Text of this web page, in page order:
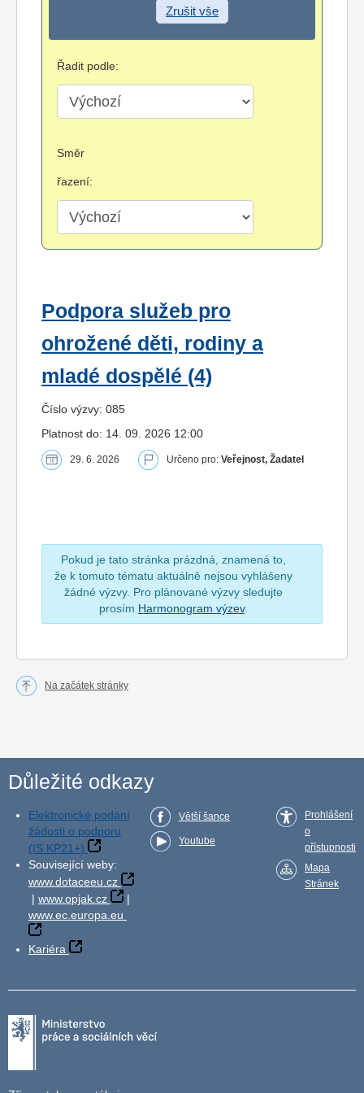
Zrušit vše
Řadit podle:
Směr
řazení:
Podpora služeb pro
ohrožené děti, rodiny a
mladé dospělé (4)
Číslo výzvy: 085
Platnost do: 14. 09. 2026 12:00
29. 6. 2026 Určeno pro: Veřejnost, Žadatel
Pokud je tato stránka prázdná, znamená to,
že k tomuto tématu aktuálně nejsou vyhlášeny
žádné výzvy. Pro plánované výzvy sledujte
prosím Harmonogram výzev.
Na začátek stránky
Důležité odkazy
Elektronické podání
žádosti o podporu
(IS KP21+)
Související weby:
www.dotaceeu.cz
| www.opjak.cz
|
www.ec.europa.eu
Kariéra
Větší šance
Youtube
Prohlášení
o
přístupnosti
Mapa
Stránek